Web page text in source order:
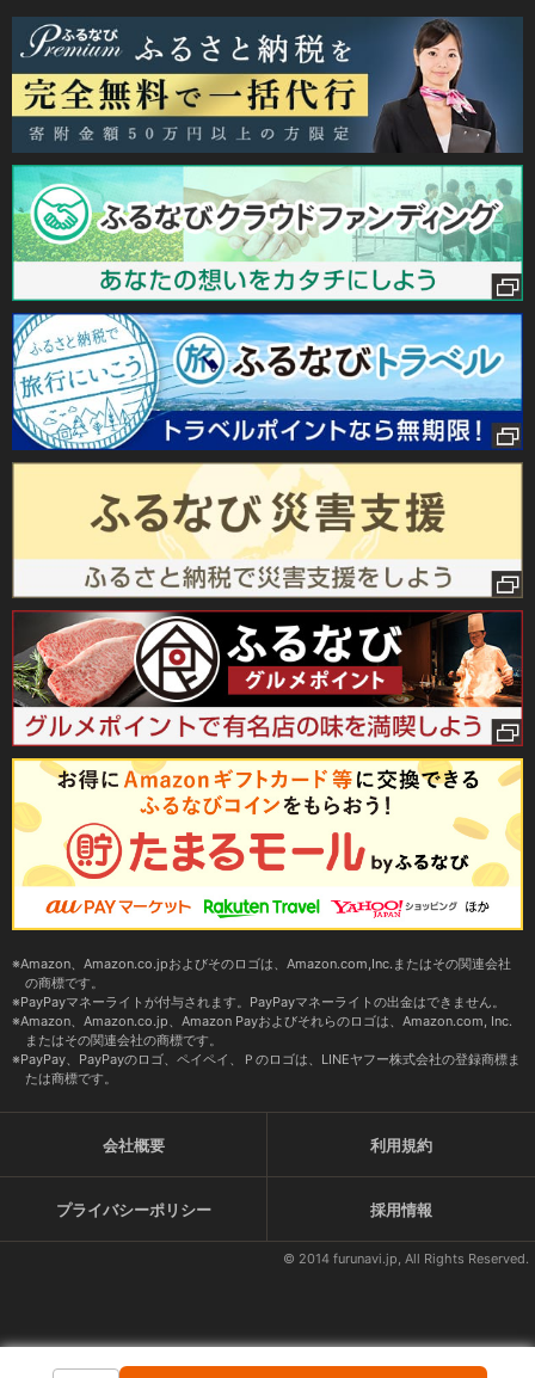
Amazon、Amazon.co.jpおよびそのロゴは、Amazon.com,Inc.またはその関連会社
の商標です。
PayPayマネーライトが付与されます。PayPayマネーライトの出金はできません。
Amazon、Amazon.co.jp、Amazon Payおよびそれらのロゴは、Amazon.com, Inc.
またはその関連会社の商標です。
PayPay、PayPayのロゴ、ペイペイ、Ｐのロゴは、LINEヤフー株式会社の登録商標ま
たは商標です。
会社概要 利用規約
プライバシーポリシー 採用情報
© 2014 furunavi.jp, All Rights Reserved.